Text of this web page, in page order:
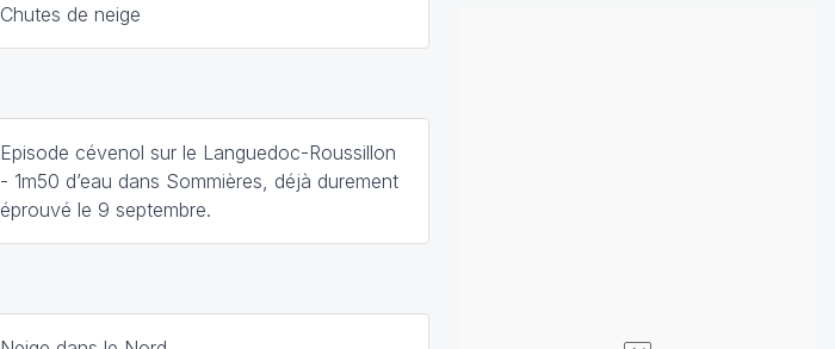
Chutes de neige
Episode cévenol sur le Languedoc-Roussillon
- 1m50 d’eau dans Sommières, déjà durement
éprouvé le 9 septembre.